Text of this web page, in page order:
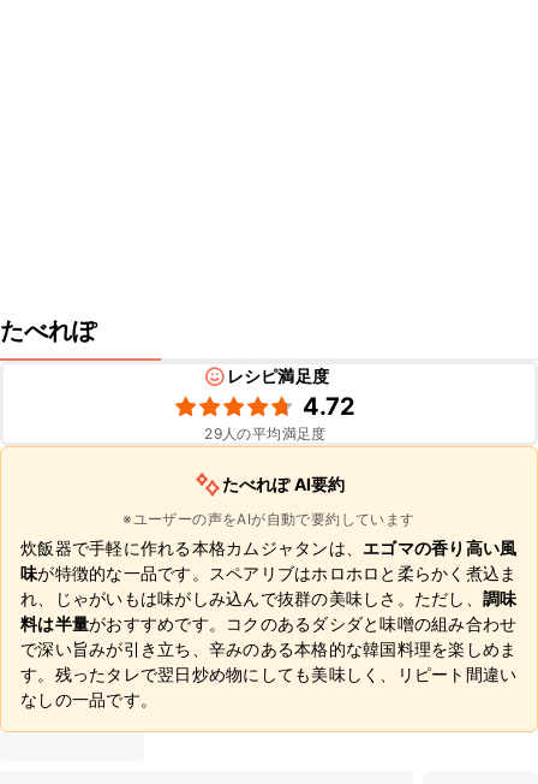
たべれぽ
レシピ満足度
4.72
29人の平均満足度
たべれぽ AI要約
※ユーザーの声をAIが自動で要約しています
炊飯器で手軽に作れる本格カムジャタンは、 エゴマの香り高い風
味が特徴的な一品です。スペアリブはホロホロと柔らかく煮込ま
れ、じゃがいもは味がしみ込んで抜群の美味しさ。ただし、 調味
料は半量がおすすめです。コクのあるダシダと味噌の組み合わせ
で深い旨みが引き立ち、辛みのある本格的な韓国料理を楽しめま
す。残ったタレで翌日炒め物にしても美味しく、リピート間違い
なしの一品です。